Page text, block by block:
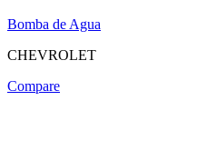
Bomba de Agua
CHEVROLET
Compare